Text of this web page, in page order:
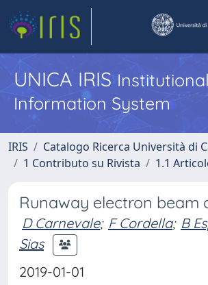
UNICA IRIS
Information System
IRIS
Catalogo Ricerca Università di
1 Contributo su Rivista
1.1
Runaway electron beam
D Carnevale; F Cordella; B
Sias
2019-01-01